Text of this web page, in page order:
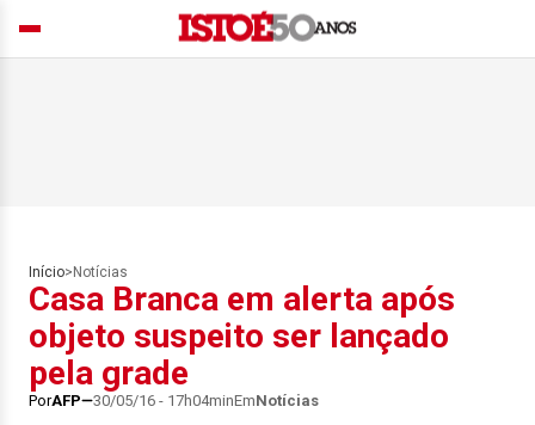
Início> Notícias
Casa Branca em alerta após
objeto suspeito ser lançado
pela grade
PorAFP 30/05/16 - 17h04minEmNotícias